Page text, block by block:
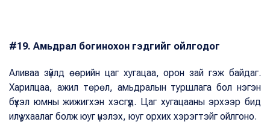
#19. Амьдрал богинохон гэдгийг ойлгодог
Аливаа зүйлд өөрийн цаг хугацаа, орон зай гэж байдаг.
Харилцаа, ажил төрөл, амьдралын туршлага бол нэгэн
бүхэл юмны жижигхэн хэсгүүд. Цаг хугацааны эрхээр бид
илүү ухаалаг болж юуг үнэлэх, юуг орхих хэрэгтэйг ойлгоно.